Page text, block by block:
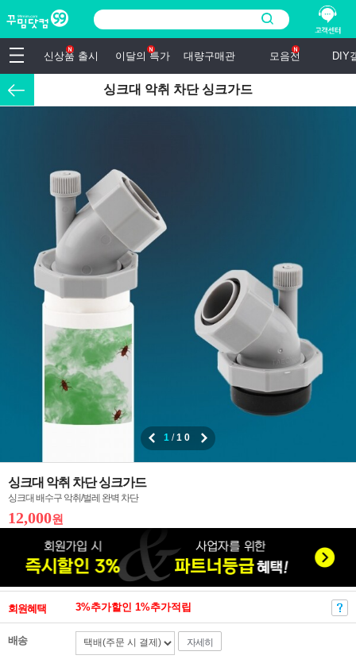
신상품 출시 이달의 특가 대량구매관 모음전 DIY
싱크대 악취 차단 싱크가드
1 /10
싱크대 악취 차단 싱크가드
싱크대 배수구 악취/벌레 완벽 차단
12,000원
회원혜택 3%추가할인 1%추가적립
배송 자세히